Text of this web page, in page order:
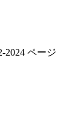
2024 ページ